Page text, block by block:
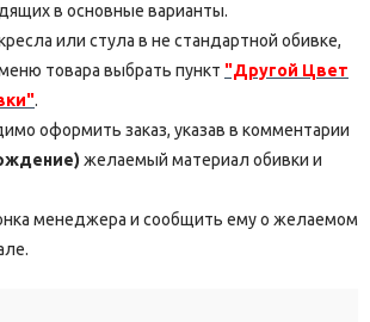
в основные варианты.
или стула в не стандартной обивке,
товара выбрать пункт "Другой Цвет
.
оформить заказ, указав в комментарии
желаемый материал обивки и
менеджера и сообщить ему о желаемом